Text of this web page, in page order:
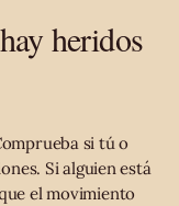
heridos
si tú o
Si alguien está
el movimiento